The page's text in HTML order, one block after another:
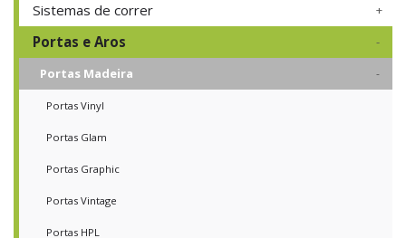
Sistemas de correr
Portas e Aros
Portas Madeira
Portas Vinyl
Portas Glam
Portas Graphic
Portas Vintage
Portas HPL